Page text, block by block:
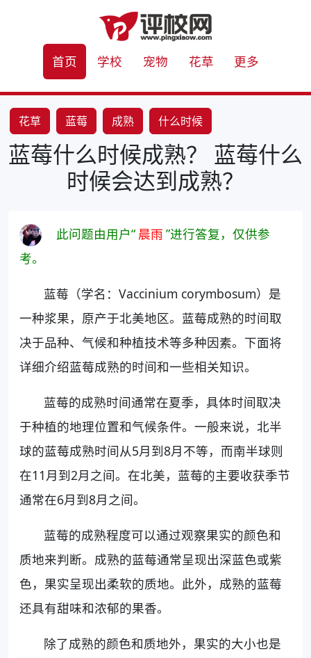
首页 学校 宠物 花草 更多
花草 蓝莓 成熟 什么时候
蓝莓什么时候成熟？ 蓝莓什么
时候会达到成熟？
此问题由用户“ 晨雨 ”进行答复，仅供参
考。
蓝莓（学名：Vaccinium corymbosum）是
一种浆果，原产于北美地区。蓝莓成熟的时间取
决于品种、气候和种植技术等多种因素。下面将
详细介绍蓝莓成熟的时间和一些相关知识。
蓝莓的成熟时间通常在夏季，具体时间取决
于种植的地理位置和气候条件。一般来说，北半
球的蓝莓成熟时间从5月到8月不等，而南半球则
在11月到2月之间。在北美，蓝莓的主要收获季节
通常在6月到8月之间。
蓝莓的成熟程度可以通过观察果实的颜色和
质地来判断。成熟的蓝莓通常呈现出深蓝色或紫
色，果实呈现出柔软的质地。此外，成熟的蓝莓
还具有甜味和浓郁的果香。
除了成熟的颜色和质地外，果实的大小也是